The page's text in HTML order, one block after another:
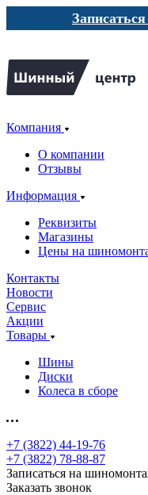
Компания
О компании
Отзывы
Информация
Реквизиты
Магазины
Цены на
Контакты
Новости
Сервис
Акции
Товары
Шины
Диски
Колеса в сборе
+7 (3822) 44-19-76
+7 (3822) 78-88-87
Записаться на
Заказать звонок